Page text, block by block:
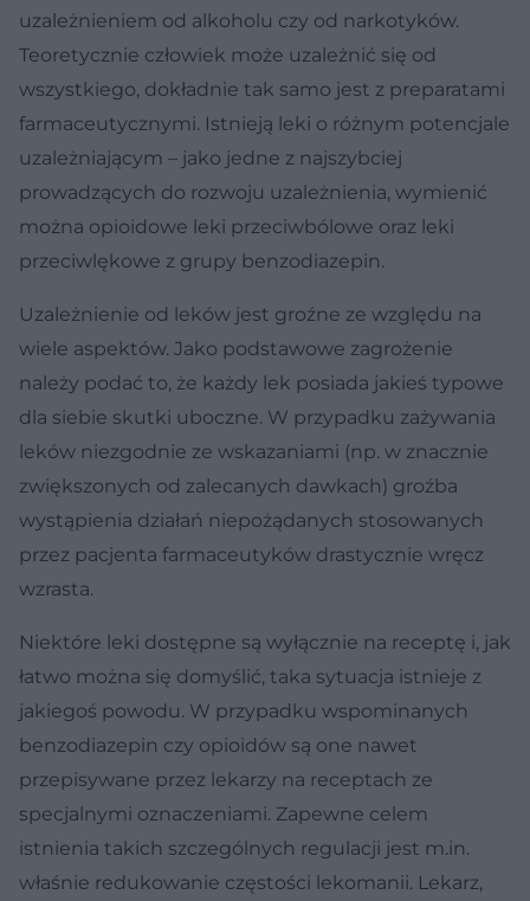
uzależnieniem od alkoholu czy od narkotyków.
Teoretycznie człowiek może uzależnić się od
wszystkiego, dokładnie tak samo jest z preparatami
farmaceutycznymi. Istnieją leki o różnym potencjale
uzależniającym – jako jedne z najszybciej
prowadzących do rozwoju uzależnienia, wymienić
można opioidowe leki przeciwbólowe oraz leki
przeciwlękowe z grupy benzodiazepin.
Uzależnienie od leków jest groźne ze względu na
wiele aspektów. Jako podstawowe zagrożenie
należy podać to, że każdy lek posiada jakieś typowe
dla siebie skutki uboczne. W przypadku zażywania
leków niezgodnie ze wskazaniami (np. w znacznie
zwiększonych od zalecanych dawkach) groźba
wystąpienia działań niepożądanych stosowanych
przez pacjenta farmaceutyków drastycznie wręcz
wzrasta.
Niektóre leki dostępne są wyłącznie na receptę i, jak
łatwo można się domyślić, taka sytuacja istnieje z
jakiegoś powodu. W przypadku wspominanych
benzodiazepin czy opioidów są one nawet
przepisywane przez lekarzy na receptach ze
specjalnymi oznaczeniami. Zapewne celem
istnienia takich szczególnych regulacji jest m.in.
właśnie redukowanie częstości lekomanii. Lekarz,